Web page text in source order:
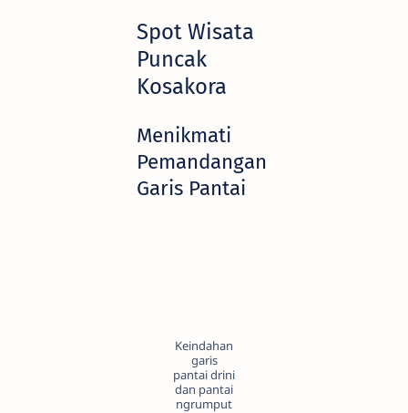
Spot Wisata
Puncak
Kosakora
Menikmati
Pemandangan
Garis Pantai
Keindahan
garis
pantai drini
dan pantai
ngrumput